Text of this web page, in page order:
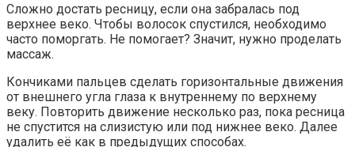
Сложно достать ресницу, если она забралась под
верхнее веко. Чтобы волосок спустился, необходимо
часто поморгать. Не помогает? Значит, нужно проделать
массаж.
Кончиками пальцев сделать горизонтальные движения
от внешнего угла глаза к внутреннему по верхнему
веку. Повторить движение несколько раз, пока ресница
не спустится на слизистую или под нижнее веко. Далее
удалить её как в предыдущих способах.